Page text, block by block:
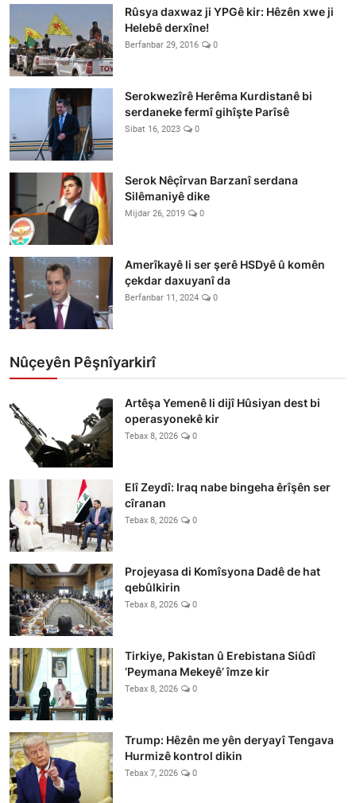
Rûsya daxwaz ji YPGê kir: Hêzên xwe ji
Helebê derxîne!
Berfanbar 29, 2016 0
Serokwezîrê Herêma Kurdistanê bi
serdaneke fermî gihîşte Parîsê
Sibat 16, 2023 0
Serok Nêçîrvan Barzanî serdana
Silêmaniyê dike
Mijdar 26, 2019 0
Amerîkayê li ser şerê HSDyê û komên
çekdar daxuyanî da
Berfanbar 11, 2024 0
Nûçeyên Pêşnîyarkirî
Artêşa Yemenê li dijî Hûsiyan dest bi
operasyonekê kir
Tebax 8, 2026 0
Elî Zeydî: Iraq nabe bingeha êrîşên ser
cîranan
Tebax 8, 2026 0
Projeyasa di Komîsyona Dadê de hat
qebûlkirin
Tebax 8, 2026 0
Tirkiye, Pakistan û Erebistana Siûdî
‘Peymana Mekeyê’ îmze kir
Tebax 8, 2026 0
Trump: Hêzên me yên deryayî Tengava
Hurmizê kontrol dikin
Tebax 7, 2026 0